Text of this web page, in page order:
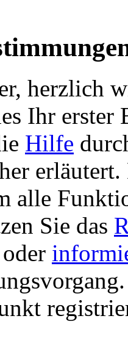
herzlich
Ihr erster
Hilfe
alle
Sie das